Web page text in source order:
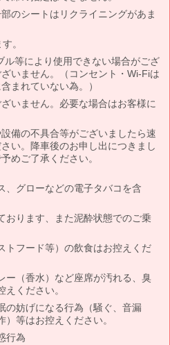
のシートはリクライニングがあま
。
ル等により使用できない場合がござ
いません。（コンセント・Wi-Fiは
まれていない為。）
いません。必要な場合はお客様に
備の不具合等がございましたら速
い。降車後のお申し出につきまし
めご了承ください。
、グローなどの電子タバコを含
おります、また泥酔状態でのご乗
トフード等）の飲食はお控えくだ
ー（香水）など座席が汚れる、臭
ください。
の妨げになる行為（騒ぐ、音漏
等はお控えください。
行為